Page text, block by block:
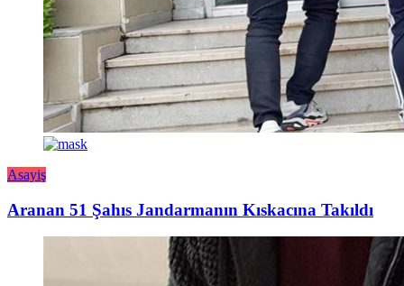
Asayiş
Aranan 51 Şahıs Jandarmanın Kıskacına Takıldı